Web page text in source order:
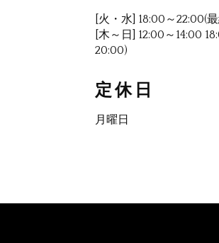
[火・水] 18:00～22:00(
[木～日] 12:00～14:00
20:00)
定休日
月曜日